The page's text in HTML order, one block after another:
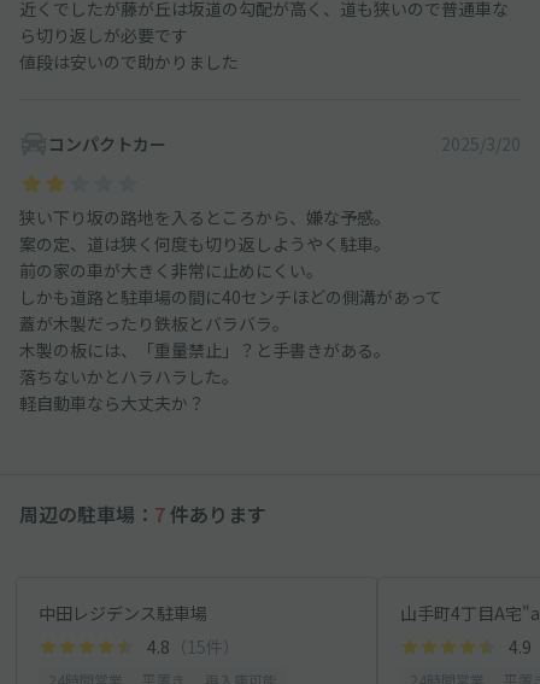
近くでしたが藤が丘は坂道の勾配が高く、道も狭いので普通車な
ら切り返しが必要です
値段は安いので助かりました
コンパクトカー 2025/3/20
狭い下り坂の路地を入るところから、嫌な予感。
案の定、道は狭く何度も切り返しようやく駐車。
前の家の車が大きく非常に止めにくい。
しかも道路と駐車場の間に40センチほどの側溝があって
蓋が木製だったり鉄板とバラバラ。
木製の板には、「重量禁止」？と手書きがある。
落ちないかとハラハラした。
軽自動車なら大丈夫か？
周辺の駐車場： 7 件あります
中田レジデンス駐車場
4.8 （15件）
山手町4丁目A宅
4.9